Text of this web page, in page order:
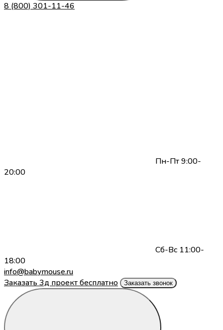
8 (800) 301-11-46
Пн-Пт 9:00-
20:00
Сб-Вс 11:00-
18:00
info@babymouse.ru
Заказать 3д проект бесплатно
Заказать звонок